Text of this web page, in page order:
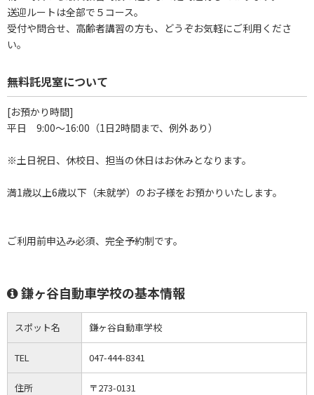
送迎ルートは全部で５コース。
受付や問合せ、高齢者講習の方も、どうぞお気軽にご利用くださ
い。
無料託児室について
[お預かり時間]
平日 9:00～16:00（1日2時間まで、例外あり）
※土日祝日、休校日、担当の休日はお休みとなります。
満1歳以上6歳以下（未就学）のお子様をお預かりいたします。
ご利用前申込み必須、完全予約制です。
鎌ヶ谷自動車学校の基本情報
スポット名 鎌ヶ谷自動車学校
TEL 047-444-8341
住所
〒273-0131